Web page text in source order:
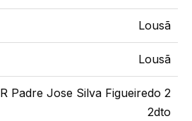
Lousã
Lousã
R Padre Jose Silva Figueiredo 2
2dto